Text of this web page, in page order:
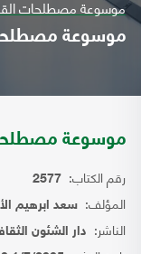
موسوعة مصطلحات
موسوعة مصطلحات
موسوعة مصطلحات
رقم الكتاب: 2577
المؤلف: سعد ابرهيم
الناشر: دار الشئون